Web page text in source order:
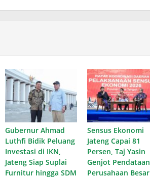
Gubernur Ahmad
Luthfi Bidik Peluang
Investasi di IKN,
Jateng Siap Suplai
Furnitur hingga SDM
Sensus Ekonomi
Jateng Capai 81
Persen, Taj Yasin
Genjot Pendataan
Perusahaan Besar